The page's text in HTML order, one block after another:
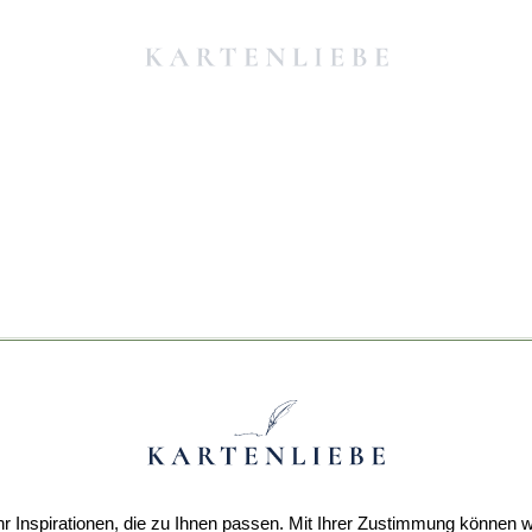
Inspirationen, die zu Ihnen passen. Mit Ihrer Zustimmung können